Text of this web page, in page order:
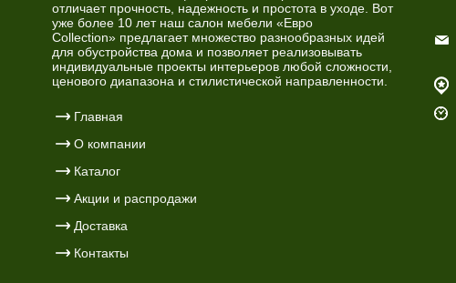
отличает прочность, надежность и простота в уходе. Вот
уже более 10 лет наш салон мебели «Евро
Collection» предлагает множество разнообразных идей
для обустройства дома и позволяет реализовывать
индивидуальные проекты интерьеров любой сложности,
ценового диапазона и стилистической направленности.
Главная
О компании
Каталог
Акции и распродажи
Доставка
Контакты